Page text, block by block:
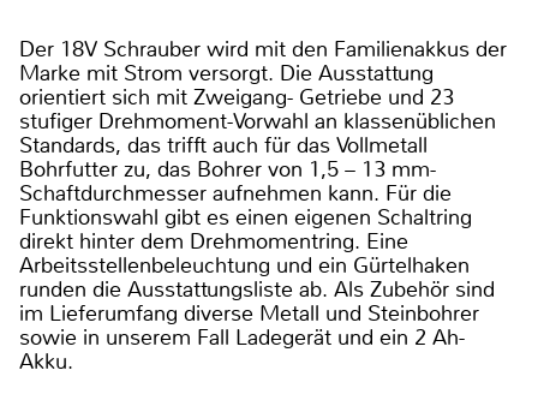
Der 18V Schrauber wird mit den Familienakkus der
Marke mit Strom versorgt. Die Ausstattung
orientiert sich mit Zweigang- Getriebe und 23
stufiger Drehmoment-Vorwahl an klassenüblichen
Standards, das trifft auch für das Vollmetall
Bohrfutter zu, das Bohrer von 1,5 – 13 mm-
Schaftdurchmesser aufnehmen kann. Für die
Funktionswahl gibt es einen eigenen Schaltring
direkt hinter dem Drehmomentring. Eine
Arbeitsstellenbeleuchtung und ein Gürtelhaken
runden die Ausstattungsliste ab. Als Zubehör sind
im Lieferumfang diverse Metall und Steinbohrer
sowie in unserem Fall Ladegerät und ein 2 Ah-
Akku.